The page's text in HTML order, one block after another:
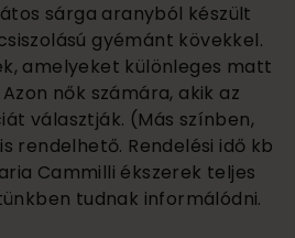
sárga aranyból készült
gyémánt kövekkel.
amelyeket különleges matt
nők számára, akik az
választják. (Más színben,
rendelhető. Rendelési idő kb
Cammilli ékszerek teljes
tudnak informálódni.